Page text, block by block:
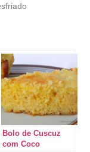
Bolo de Cuscuz
com Coco